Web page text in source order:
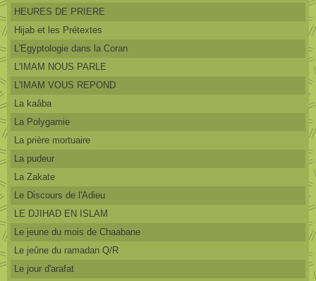
HEURES DE PRIERE
Hijab et les Prétextes
L'Egyptologie dans la Coran
L'IMAM NOUS PARLE
L'IMAM VOUS REPOND
La kaâba
La Polygamie
La prière mortuaire
La pudeur
La Zakate
Le Discours de l'Adieu
LE DJIHAD EN ISLAM
Le jeune du mois de Chaabane
Le jeûne du ramadan Q/R
Le jour d'arafat